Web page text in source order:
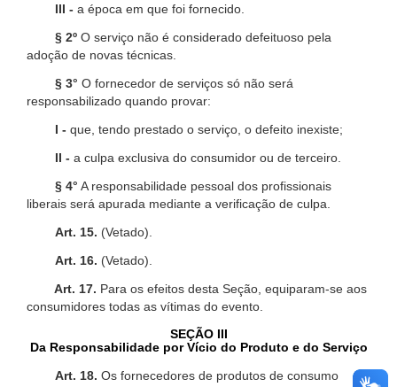
III - a época em que foi fornecido.
§ 2º O serviço não é considerado defeituoso pela
adoção de novas técnicas.
§ 3° O fornecedor de serviços só não será
responsabilizado quando provar:
I - que, tendo prestado o serviço, o defeito inexiste;
II - a culpa exclusiva do consumidor ou de terceiro.
§ 4° A responsabilidade pessoal dos profissionais
liberais será apurada mediante a verificação de culpa.
Art. 15. (Vetado).
Art. 16. (Vetado).
Art. 17. Para os efeitos desta Seção, equiparam-se aos
consumidores todas as vítimas do evento.
SEÇÃO III
Da Responsabilidade por Vício do Produto e do Serviço
Art. 18. Os fornecedores de produtos de consumo